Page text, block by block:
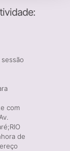
com
de